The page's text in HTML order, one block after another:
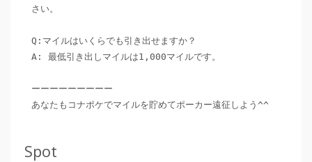
さい。
Q:マイルはいくらでも引き出せますか？
A: 最低引き出しマイルは1,000マイルです。
ーーーーーーーーー
あなたもコナポケでマイルを貯めてポーカー遠征しよう^^
Spot